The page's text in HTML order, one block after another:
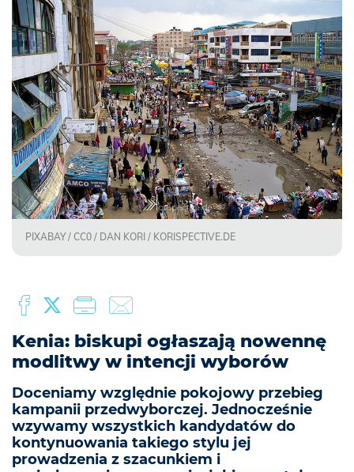
PIXABAY / CC0 / DAN KORI / KORISPECTIVE.DE
Kenia: biskupi ogłaszają nowennę
modlitwy w intencji wyborów
Doceniamy względnie pokojowy przebieg
kampanii przedwyborczej. Jednocześnie
wzywamy wszystkich kandydatów do
kontynuowania takiego stylu jej
prowadzenia z szacunkiem i